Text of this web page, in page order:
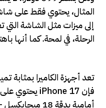
الرحلة، في لمحة. كما أنها